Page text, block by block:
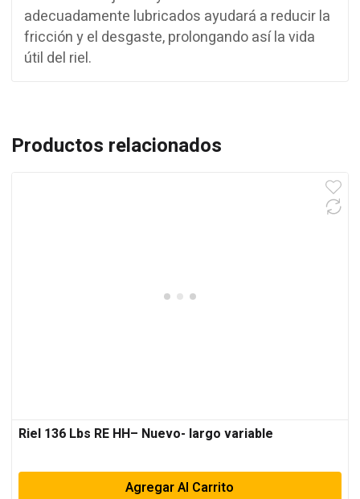
adecuadamente lubricados ayudará a reducir la
fricción y el desgaste, prolongando así la vida
útil del riel.
Productos relacionados
Riel 136 Lbs RE HH– Nuevo- largo variable
Agregar Al Carrito